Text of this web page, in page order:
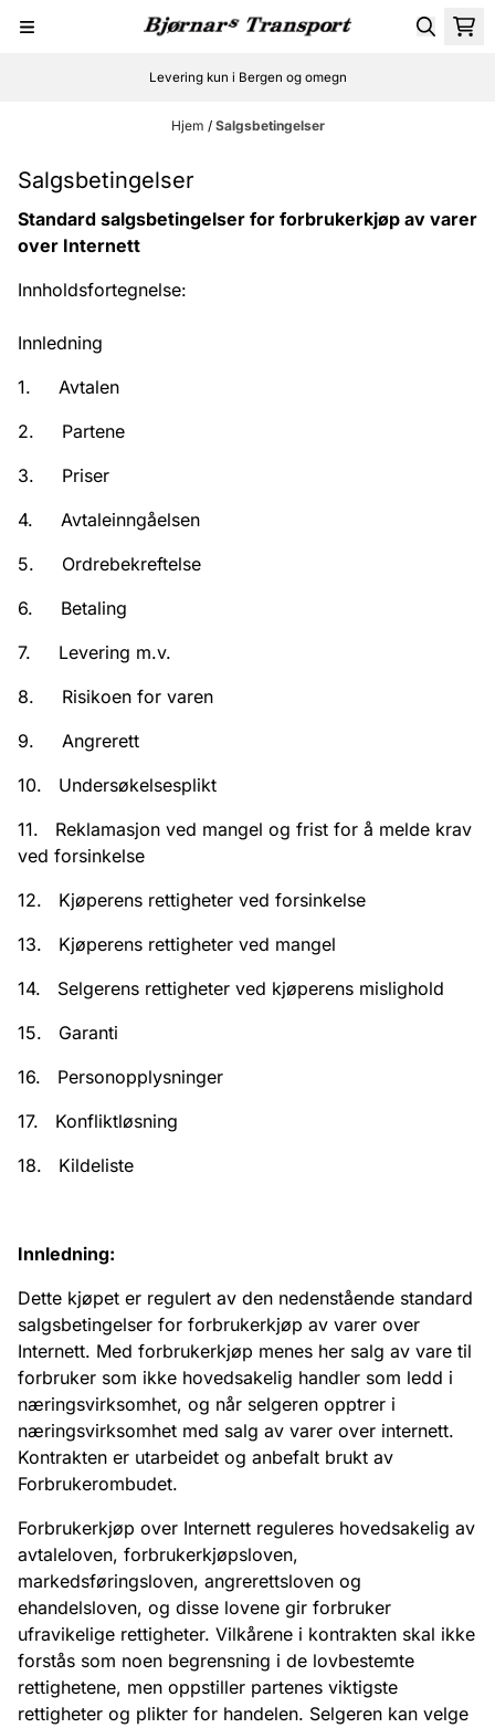
Hopp til innhold
Levering kun i Bergen og omegn
Hjem / Salgsbetingelser
Salgsbetingelser
Standard salgsbetingelser for forbrukerkjøp av varer
over Internett
Innholdsfortegnelse:
Innledning
1. Avtalen
2. Partene
3. Priser
4. Avtaleinngåelsen
5. Ordrebekreftelse
6. Betaling
7. Levering m.v.
8. Risikoen for varen
9. Angrerett
10. Undersøkelsesplikt
11. Reklamasjon ved mangel og frist for å melde krav
ved forsinkelse
12. Kjøperens rettigheter ved forsinkelse
13. Kjøperens rettigheter ved mangel
14. Selgerens rettigheter ved kjøperens mislighold
15. Garanti
16. Personopplysninger
17. Konfliktløsning
18. Kildeliste
Innledning:
Dette kjøpet er regulert av den nedenstående standard
salgsbetingelser for forbrukerkjøp av varer over
Internett. Med forbrukerkjøp menes her salg av vare til
forbruker som ikke hovedsakelig handler som ledd i
næringsvirksomhet, og når selgeren opptrer i
næringsvirksomhet med salg av varer over internett.
Kontrakten er utarbeidet og anbefalt brukt av
Forbrukerombudet.
Forbrukerkjøp over Internett reguleres hovedsakelig av
avtaleloven, forbrukerkjøpsloven,
markedsføringsloven, angrerettsloven og
ehandelsloven, og disse lovene gir forbruker
ufravikelige rettigheter. Vilkårene i kontrakten skal ikke
forstås som noen begrensning i de lovbestemte
rettighetene, men oppstiller partenes viktigste
rettigheter og plikter for handelen. Selgeren kan velge